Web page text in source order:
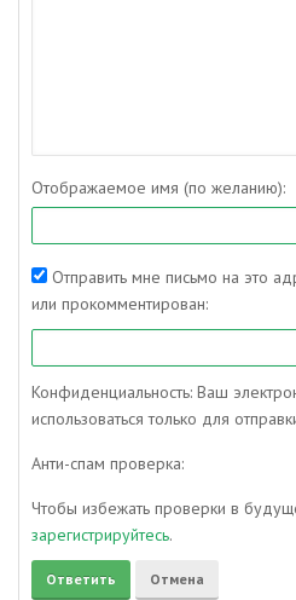
Отображаемое имя (по желанию):
Отправить мне письмо на это
или прокомментирован:
Конфиденциальность: Ваш
использоваться только для
Анти-спам проверка:
Чтобы избежать проверки в
зарегистрируйтесь.